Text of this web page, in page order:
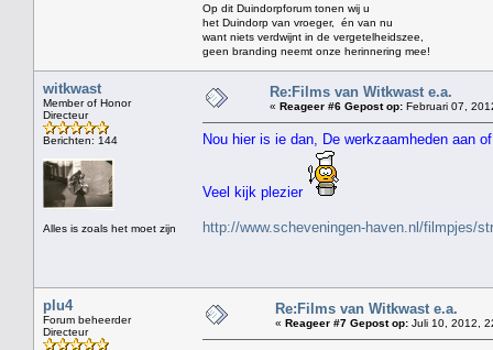
Op dit Duindorpforum tonen wij u
het Duindorp van vroeger, én van nu
want niets verdwijnt in de vergetelheidszee,
geen branding neemt onze herinnering mee!
witkwast
Member of Honor
Directeur
Berichten: 144
Alles is zoals het moet zijn
Re:Films van Witkwast e.a.
« Reageer #6 Gepost op: Februari 07,
Nou hier is ie dan, De werkzaamheden aan
Veel kijk plezier
http://www.scheveningen-haven.nl/filmpjes/
plu4
Forum beheerder
Directeur
Re:Films van Witkwast e.a.
« Reageer #7 Gepost op: Juli 10, 2012,